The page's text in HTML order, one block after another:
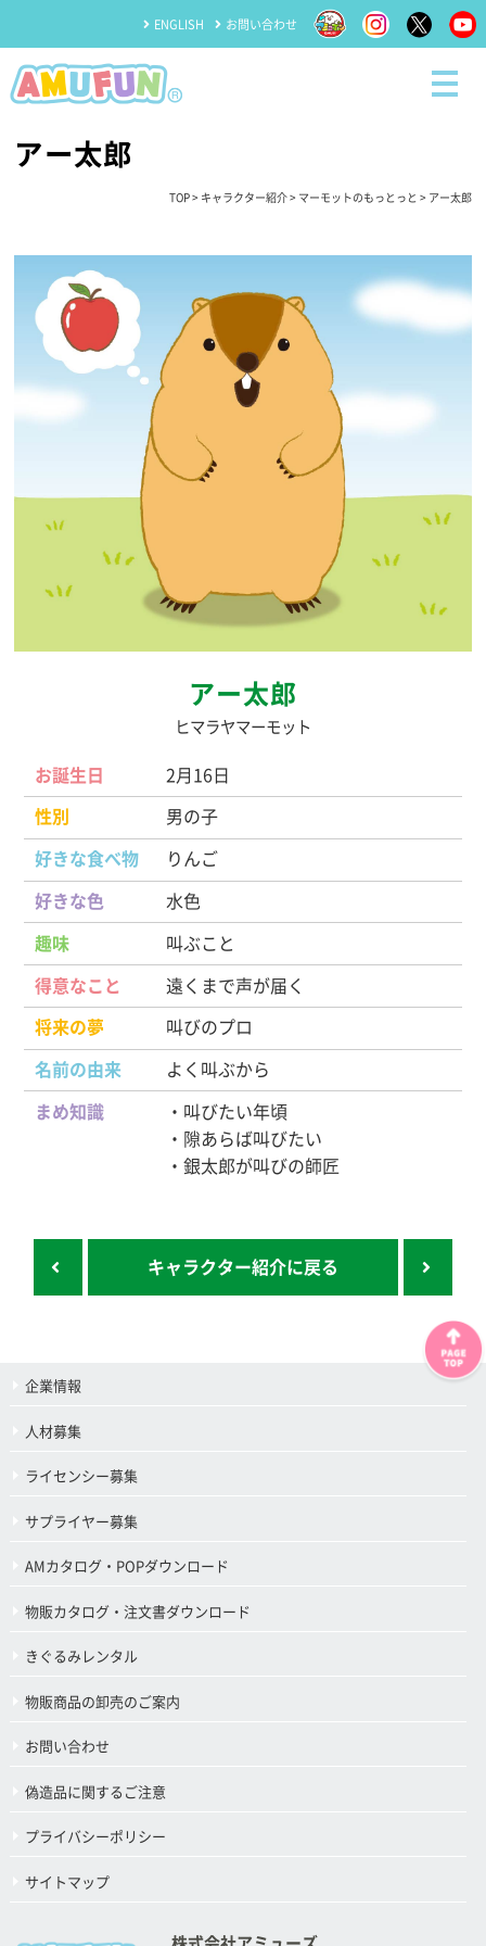
ENGLISH お問い合わせ
アー太郎
TOP> キャラクター紹介> マーモットのもっとっと > アー太郎
アー太郎
ヒマラヤマーモット
お誕生日 2月16日
性別 男の子
好きな食べ物 りんご
好きな色 水色
趣味 叫ぶこと
得意なこと 遠くまで声が届く
将来の夢 叫びのプロ
名前の由来 よく叫ぶから
まめ知識
・叫びたい年頃
・隙あらば叫びたい
・銀太郎が叫びの師匠
キャラクター紹介に戻る
企業情報
人材募集
ライセンシー募集
サプライヤー募集
AMカタログ・POPダウンロード
物販カタログ・注文書ダウンロード
きぐるみレンタル
物販商品の卸売のご案内
お問い合わせ
偽造品に関するご注意
プライバシーポリシー
サイトマップ